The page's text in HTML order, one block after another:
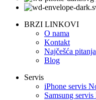
BRZI LINKOVI
O nama
Kontakt
Najčešća pitanja
Blog
Servis
iPhone servis
Samsung